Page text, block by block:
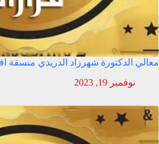
معالي الدكتورة شهرزاد الدريدي منسقة
نوفمبر 19, 2023